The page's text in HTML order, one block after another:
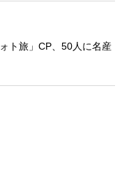
ト旅」CP、50人に名産